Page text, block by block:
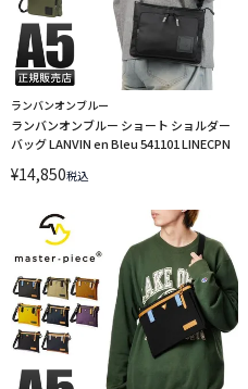
ランバンオンブルー
ランバンオンブルー ショート ショルダー
バッグ LANVIN en Bleu 541101 LINECPN
¥14,850税込